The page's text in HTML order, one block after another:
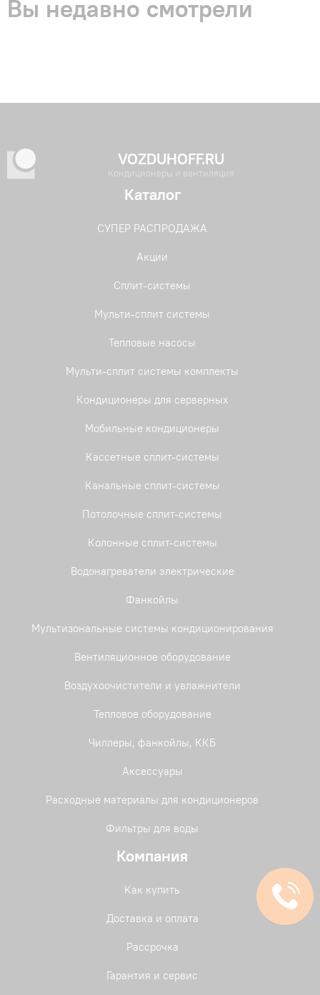
Вы недавно смотрели
VOZDUHOFF.RU
Кондиционеры и вентиляция
Каталог
СУПЕР РАСПРОДАЖА
Акции
Сплит-системы
Мульти-сплит системы
Тепловые насосы
Мульти-сплит системы комплекты
Кондиционеры для серверных
Мобильные кондиционеры
Кассетные сплит-системы
Канальные сплит-системы
Потолочные сплит-системы
Колонные сплит-системы
Водонагреватели электрические
Фанкойлы
Мультизональные системы кондиционирования
Вентиляционное оборудование
Воздухоочистители и увлажнители
Тепловое оборудование
Чиллеры, фанкойлы, ККБ
Аксессуары
Расходные материалы для кондиционеров
Фильтры для воды
Компания
Как купить
Доставка и оплата
Рассрочка
Гарантия и сервис